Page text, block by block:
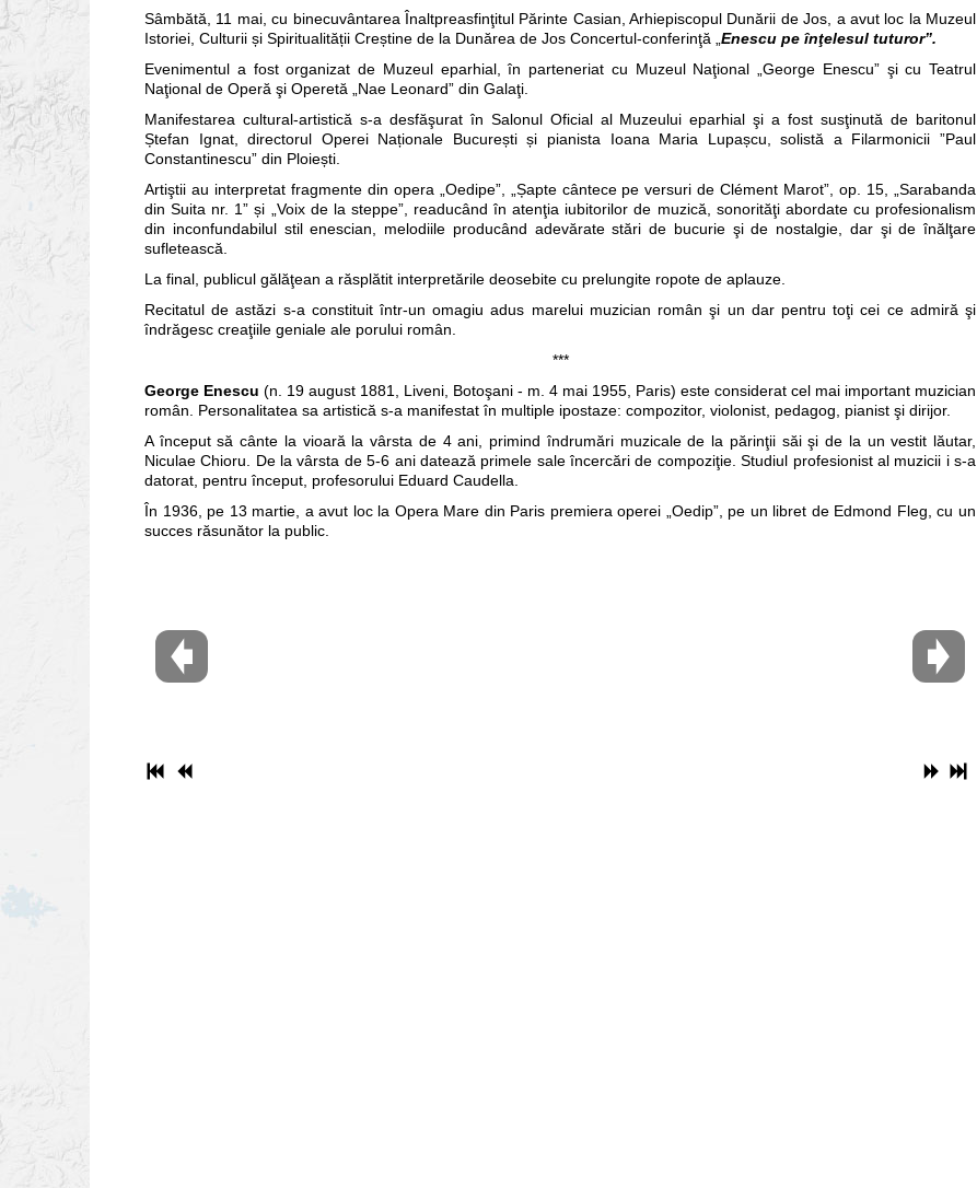
Sâmbătă, 11 mai, cu binecuvântarea Înaltpreasfinţitul Părinte Casian, Arhiepiscopul Dunării de Jos, a avut loc la Muzeul
Istoriei, Culturii și Spiritualității Creștine de la Dunărea de Jos Concertul-conferinţă „Enescu pe înţelesul tuturor”.
Evenimentul a fost organizat de Muzeul eparhial, în parteneriat cu Muzeul Naţional „George Enescu” şi cu Teatrul
Naţional de Operă şi Operetă „Nae Leonard” din Galaţi.
Manifestarea cultural-artistică s-a desfăşurat în Salonul Oficial al Muzeului eparhial şi a fost susţinută de baritonul
Ștefan Ignat, directorul Operei Naționale București și pianista Ioana Maria Lupașcu, solistă a Filarmonicii ”Paul
Constantinescu” din Ploiești.
Artiştii au interpretat fragmente din opera „Oedipe”, „Șapte cântece pe versuri de Clément Marot”, op. 15, „Sarabanda
din Suita nr. 1” și „Voix de la steppe”, readucând în atenţia iubitorilor de muzică, sonorităţi abordate cu profesionalism
din inconfundabilul stil enescian, melodiile producând adevărate stări de bucurie şi de nostalgie, dar şi de înălţare
sufletească.
La final, publicul gălăţean a răsplătit interpretările deosebite cu prelungite ropote de aplauze.
Recitatul de astăzi s-a constituit într-un omagiu adus marelui muzician român şi un dar pentru toţi cei ce admiră şi
îndrăgesc creaţiile geniale ale porului român.
***
George Enescu (n. 19 august 1881, Liveni, Botoşani - m. 4 mai 1955, Paris) este considerat cel mai important muzician
român. Personalitatea sa artistică s-a manifestat în multiple ipostaze: compozitor, violonist, pedagog, pianist şi dirijor.
A început să cânte la vioară la vârsta de 4 ani, primind îndrumări muzicale de la părinţii săi şi de la un vestit lăutar,
Niculae Chioru. De la vârsta de 5-6 ani datează primele sale încercări de compoziţie. Studiul profesionist al muzicii i s-a
datorat, pentru început, profesorului Eduard Caudella.
În 1936, pe 13 martie, a avut loc la Opera Mare din Paris premiera operei „Oedip”, pe un libret de Edmond Fleg, cu un
succes răsunător la public.